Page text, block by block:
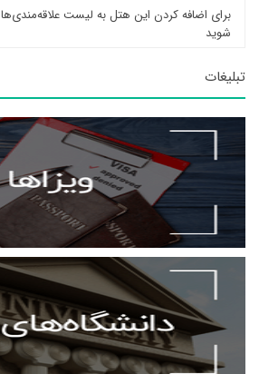
برای اضافه کردن این هتل به لیست علاقه‌مندی‌ها
شوید
تبلیغات